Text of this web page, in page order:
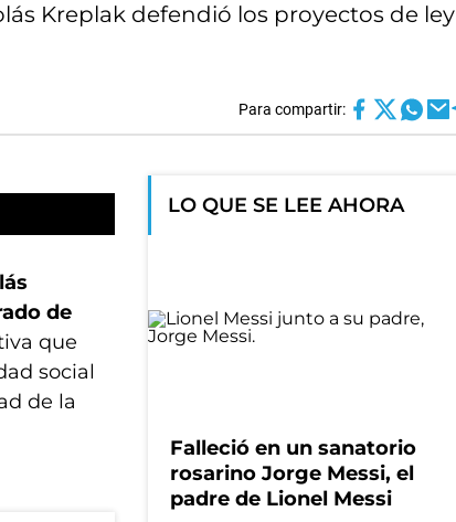
Kreplak defendió los proyectos de ley
Para compartir:
de
que
social
de la
LO QUE SE LEE AHORA
Falleció en un sanatorio
rosarino Jorge Messi, el
padre de Lionel Messi